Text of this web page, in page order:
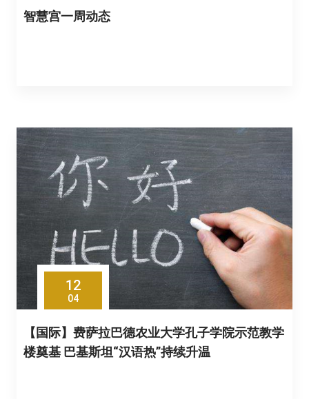
智慧宫一周动态
12
04
【国际】费萨拉巴德农业大学孔子学院示范教学
楼奠基 巴基斯坦“汉语热”持续升温